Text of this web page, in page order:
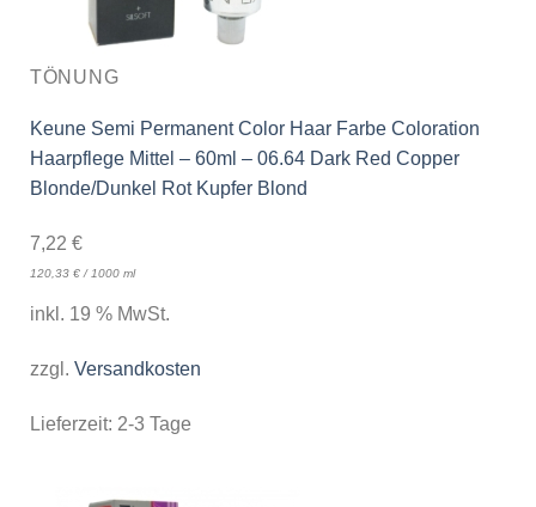
TÖNUNG
Keune Semi Permanent Color Haar Farbe Coloration
Haarpflege Mittel – 60ml – 06.64 Dark Red Copper
Blonde/Dunkel Rot Kupfer Blond
7,22 €
120,33 €/ 1000 ml
inkl. 19 % MwSt.
zzgl. Versandkosten
Lieferzeit: 2-3 Tage